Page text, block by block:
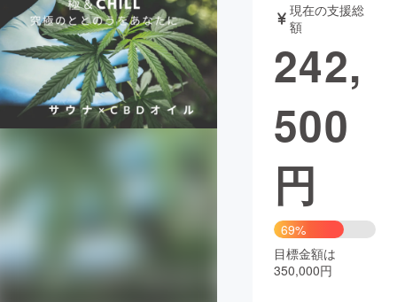
テクノロジー・ガジェット
映像・映画 書籍・雑誌
ビジネス・起業 チャレンジ
CAMPFIRE Creation
コミュニティ
現在の支援総
額
242,
500
円
69%
目標金額は
350,000円